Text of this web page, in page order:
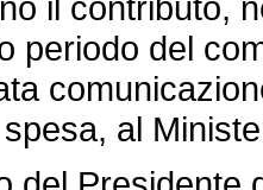
periodo del
al